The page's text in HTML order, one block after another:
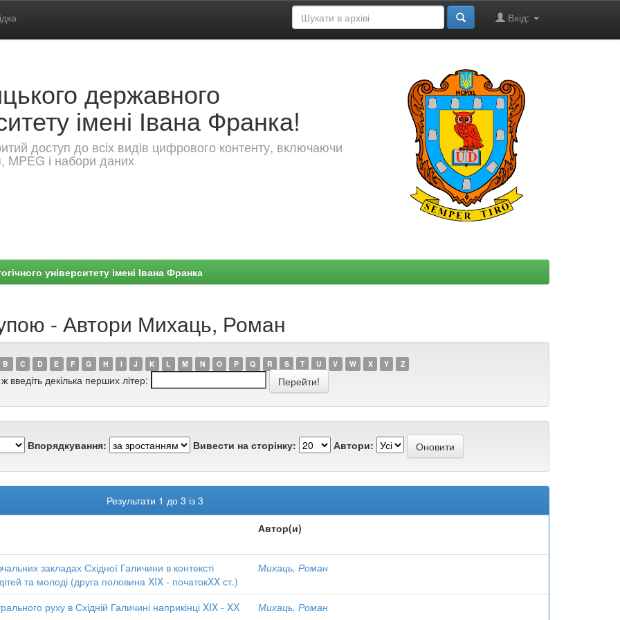
Вхід:
державного
імені Івана Франка!
доступ до всіх видів цифрового контенту, включаючи
MPEG і набори даних
університету імені Івана Франка
- Автори Михаць, Роман
B C D E F G H I J K L M N O P Q R S T U V W X Y Z
введіть декілька перших літер:
Впорядкування: Вивести на сторінку: Автори:
Результати 1 до 3 із 3
Автор(и)
закладах Східної Галичини в контексті
та молоді (друга половина XIX - початокXX ст.)
Михаць, Роман
руху в Східній Галичині наприкінці XIX - XX
Михаць, Роман